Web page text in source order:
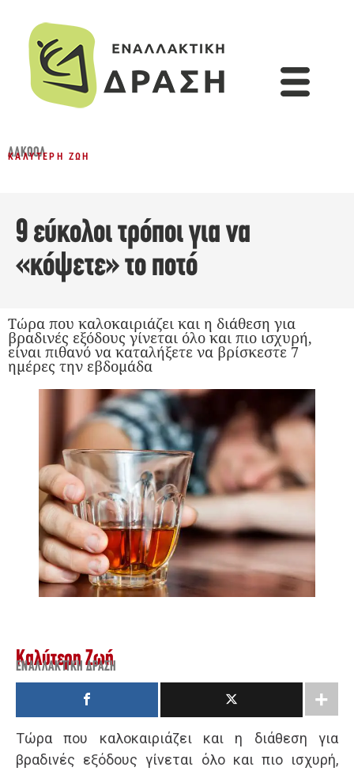
ΑΛΚΟΌΛ
ΚΑΛΎΤΕΡΗ ΖΩΉ
9 εύκολοι τρόποι για να
«κόψετε» το ποτό
Τώρα που καλοκαιριάζει και η διάθεση για
βραδινές εξόδους γίνεται όλο και πιο ισχυρή,
είναι πιθανό να καταλήξετε να βρίσκεστε 7
ημέρες την εβδομάδα
Καλύτερη Ζωή
ΕΝΑΛΛΑΚΤΙΚΉ ΔΡΆΣΗ
Τώρα που καλοκαιριάζει και η διάθεση για
βραδινές εξόδους γίνεται όλο και πιο ισχυρή,